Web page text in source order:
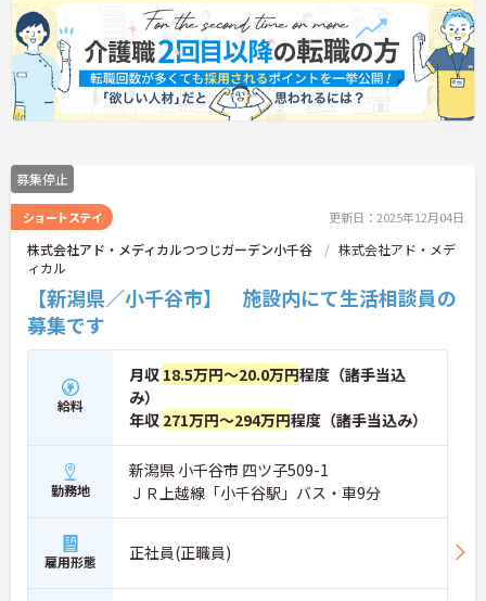
募集停止
ショートステイ 更新日：2025年12月04日
株式会社アド・メディカルつつじガーデン小千谷
株式会社アド・メデ
ィカル
【新潟県／小千谷市】 施設内にて生活相談員の
募集です
給料
月収 18.5万円～20.0万円程度（諸手当込
み）
年収 271万円～294万円程度（諸手当込み）
勤務地
新潟県 小千谷市 四ツ子509-1
ＪＲ上越線「小千谷駅」バス・車9分
雇用形態 正社員(正職員)